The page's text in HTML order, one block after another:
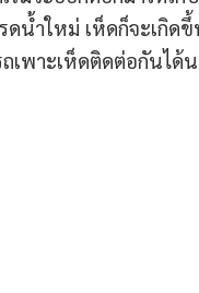
น้ำใหม่ เห็ดก็จะเกิด
เพาะเห็ดติดต่อกันได้